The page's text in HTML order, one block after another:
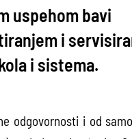
uspehom bavi
i
i sistema.
odgovornosti i od